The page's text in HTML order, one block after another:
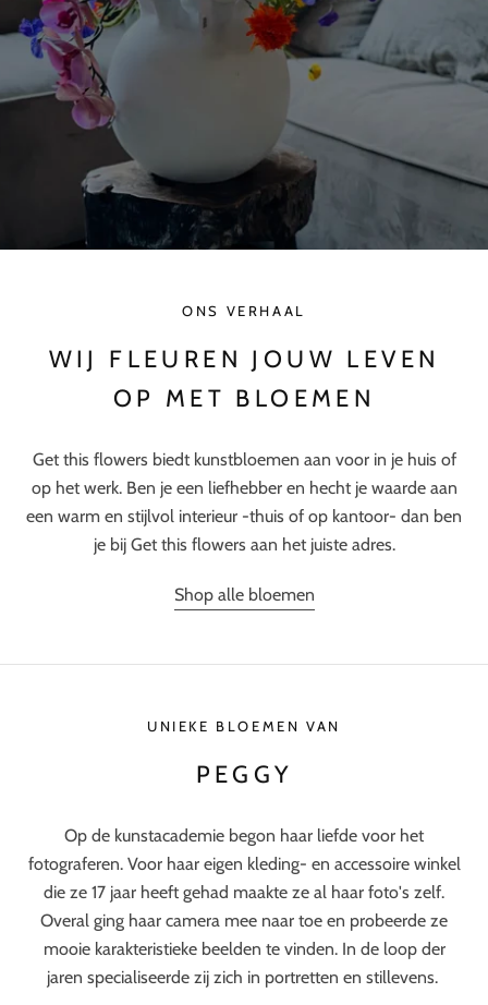
ONS VERHAAL
WIJ FLEUREN JOUW LEVEN
OP MET BLOEMEN
Get this flowers biedt kunstbloemen aan voor in je huis of
op het werk. Ben je een liefhebber en hecht je waarde aan
een warm en stijlvol interieur -thuis of op kantoor- dan ben
je bij Get this flowers aan het juiste adres.
Shop alle bloemen
UNIEKE BLOEMEN VAN
PEGGY
Op de kunstacademie begon haar liefde voor het
fotograferen. Voor haar eigen kleding- en accessoire winkel
die ze 17 jaar heeft gehad maakte ze al haar foto's zelf.
Overal ging haar camera mee naar toe en probeerde ze
mooie karakteristieke beelden te vinden. In de loop der
jaren specialiseerde zij zich in portretten en stillevens.